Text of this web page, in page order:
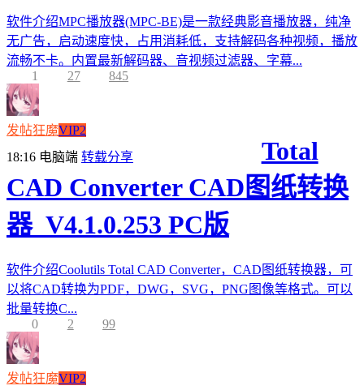
软件介绍MPC播放器(MPC-BE)是一款经典影音播放器，纯净
无广告，启动速度快，占用消耗低，支持解码各种视频，播放
流畅不卡。内置最新解码器、音视频过滤器、字幕...
1
27 845
发帖狂魔VIP2
18:16 电脑端 转载分享
Total
CAD Converter CAD图纸转换
器_V4.1.0.253 PC版
软件介绍Coolutils Total CAD Converter，CAD图纸转换器，可
以将CAD转换为PDF，DWG，SVG，PNG图像等格式。可以
批量转换C...
0
2 99
发帖狂魔VIP2